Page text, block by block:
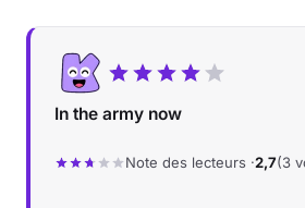
In the army now
Note des lecteurs ·2,7(3